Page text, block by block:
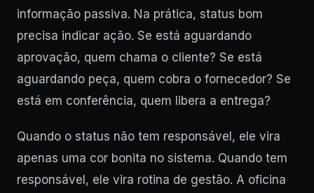
informação passiva. Na prática, status bom
precisa indicar ação. Se está aguardando
aprovação, quem chama o cliente? Se está
aguardando peça, quem cobra o fornecedor? Se
está em conferência, quem libera a entrega?
Quando o status não tem responsável, ele vira
apenas uma cor bonita no sistema. Quando tem
responsável, ele vira rotina de gestão. A oficina